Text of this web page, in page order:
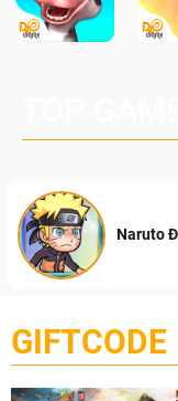
Naruto
GIFTCODE